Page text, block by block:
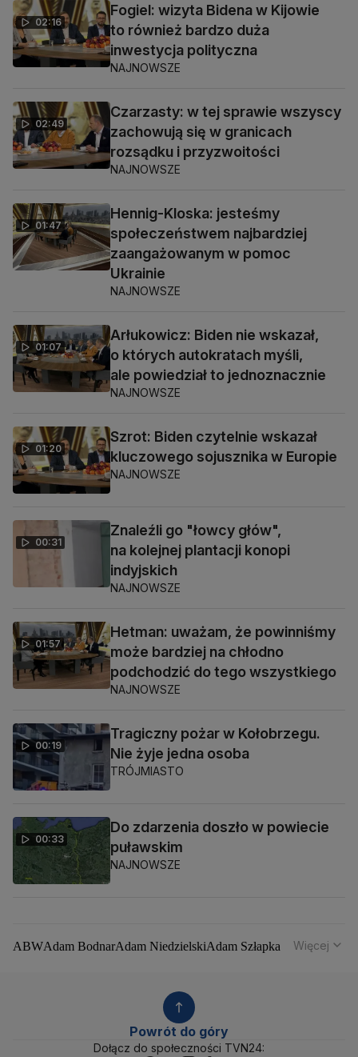
02:16
Fogiel: wizyta Bidena w Kijowie
to również bardzo duża
inwestycja polityczna
NAJNOWSZE
02:49
Czarzasty: w tej sprawie wszyscy
zachowują się w granicach
rozsądku i przyzwoitości
NAJNOWSZE
01:47
Hennig-Kloska: jesteśmy
społeczeństwem najbardziej
zaangażowanym w pomoc
Ukrainie
NAJNOWSZE
01:07
Arłukowicz: Biden nie wskazał,
o których autokratach myśli,
ale powiedział to jednoznacznie
NAJNOWSZE
01:20
Szrot: Biden czytelnie wskazał
kluczowego sojusznika w Europie
NAJNOWSZE
00:31
Znaleźli go "łowcy głów",
na kolejnej plantacji konopi
indyjskich
NAJNOWSZE
01:57
Hetman: uważam, że powinniśmy
może bardziej na chłodno
podchodzić do tego wszystkiego
NAJNOWSZE
00:19
Tragiczny pożar w Kołobrzegu.
Nie żyje jedna osoba
TRÓJMIASTO
00:33
Do zdarzenia doszło w powiecie
puławskim
NAJNOWSZE
ABWAdam BodnarAdam NiedzielskiAdam Szłapka
Aleksander Kwaśniewski
Alert RCB
Ambasada USA w Polsce
Andrzej Duda Białoruś
Więcej
Powrót do góry
Dołącz do społeczności TVN24: